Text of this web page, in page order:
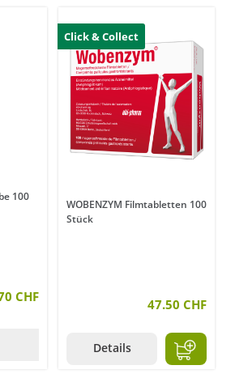
100
CHF
Click & Collect
WOBENZYM Filmtabletten 100
Stück
47.50 CHF
Details